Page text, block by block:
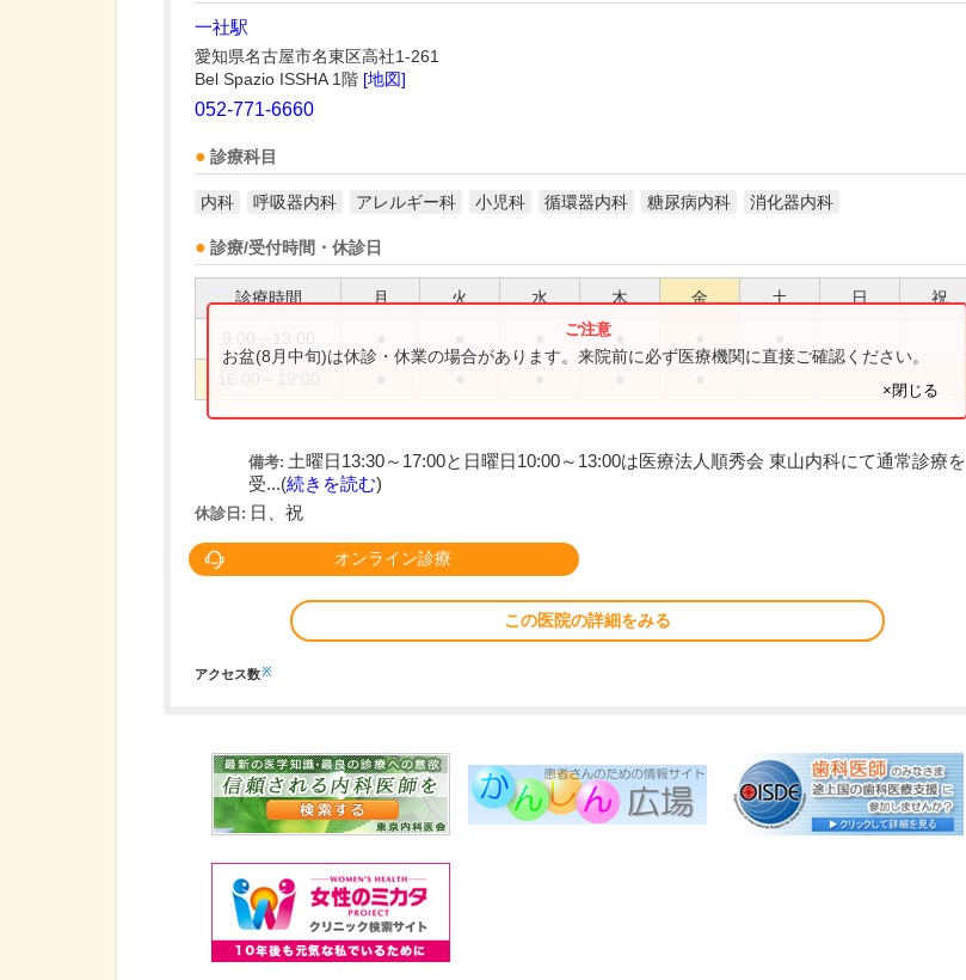
一社駅
愛知県名古屋市名東区高社1-261
Bel Spazio ISSHA 1階 [地図]
052-771-6660
診療科目
内科 呼吸器内科 アレルギー科 小児科 循環器内科 糖尿病内科 消化器内科
診療/受付時間・休診日
診療時間 月 火 水 木 金 土 日 祝
お盆(8月中旬)は休診・休業の場合があります。来院前に必ず医療機関に直接ご確認ください。
×閉じる
備考: 土曜日13:30～17:00と日曜日10:00～13:00は医療法人順秀会 東山内科にて通常診療を
受...(続きを読む)
休診日: 日、祝
オンライン診療
この医院の詳細をみる
アクセス数※